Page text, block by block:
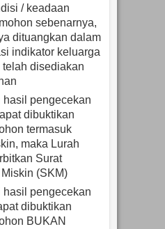
/ keadaan
sebenarnya,
dituangkan dalam
indikator keluarga
telah disediakan
pengecekan
dibuktikan
termasuk
maka Lurah
Surat
(SKM)
pengecekan
dibuktikan
BUKAN